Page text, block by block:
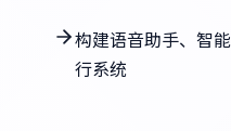
构建语音助手、智
行系统